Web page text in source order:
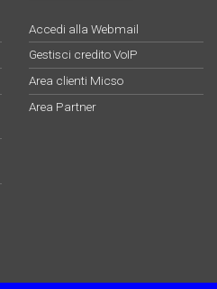
Accedi alla Webmail
Gestisci credito VoIP
Area clienti Micso
Area Partner